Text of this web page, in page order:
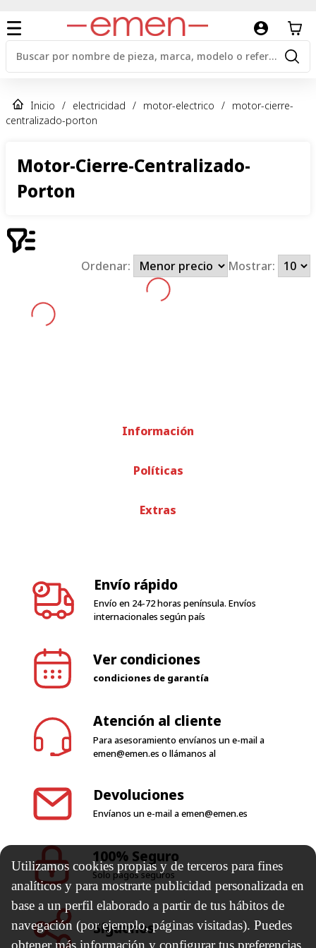
Inicio / electricidad / motor-electrico / motor-cierre-
centralizado-porton
Motor-Cierre-Centralizado-
Porton
Ordenar: Mostrar:
Información
Políticas
Extras
Envío rápido
Envío en 24-72 horas península. Envíos
internacionales según país
Ver condiciones
condiciones de garantía
Atención al cliente
Para asesoramiento envíanos un e-mail a
emen@emen.es o llámanos al
Devoluciones
Envíanos un e-mail aemen@emen.es
100% Seguro
Solo pagos seguros
Síguenos
Utilizamos cookies propias y de terceros para fines
analíticos y para mostrarte publicidad personalizada en
base a un perfil elaborado a partir de tus hábitos de
navegación (por ejemplo, páginas visitadas). Puedes
obtener más información y configurar tus preferencias.